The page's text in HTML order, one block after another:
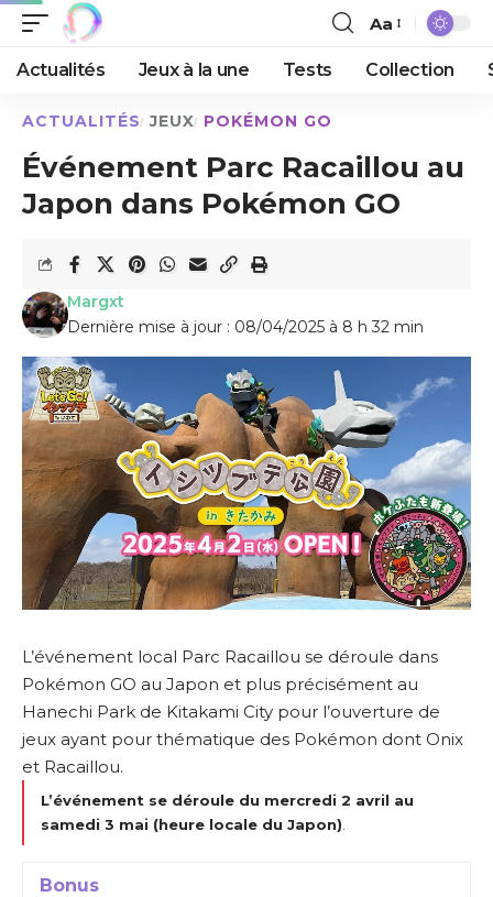
Aa
Actualités Jeux à la une Tests Collection
ACTUALITÉS JEUX POKÉMON GO
Événement Parc Racaillou au
Japon dans Pokémon GO
Dernière mise à jour : 08/04/2025 à 8 h 32 min
Margxt
L’événement local Parc Racaillou se déroule dans
Pokémon GO au Japon et plus précisément au
Hanechi Park de Kitakami City pour l’ouverture de
jeux ayant pour thématique des Pokémon dont Onix
et Racaillou.
L’événement se déroule du mercredi 2 avril au
samedi 3 mai (heure locale du Japon)
Bonus